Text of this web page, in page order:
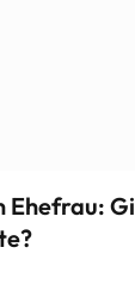
Ehefrau: